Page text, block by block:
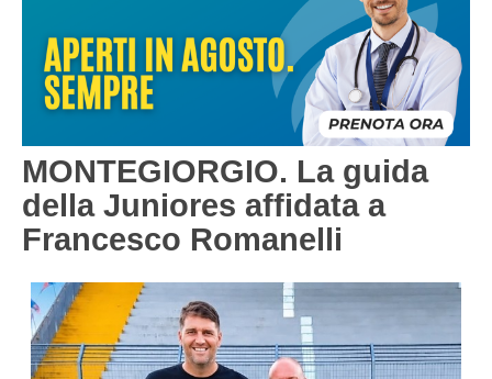
MONTEGIORGIO. La guida
della Juniores affidata a
Francesco Romanelli